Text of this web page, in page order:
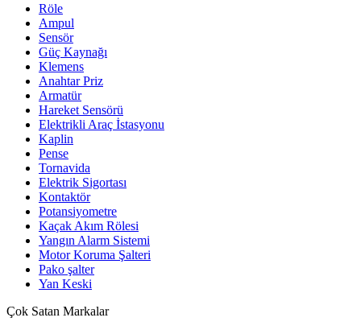
Röle
Ampul
Sensör
Güç Kaynağı
Klemens
Anahtar Priz
Armatür
Hareket Sensörü
Elektrikli Araç İstasyonu
Kaplin
Pense
Tornavida
Elektrik Sigortası
Kontaktör
Potansiyometre
Kaçak Akım Rölesi
Yangın Alarm Sistemi
Motor Koruma Şalteri
Pako şalter
Yan Keski
Çok Satan Markalar